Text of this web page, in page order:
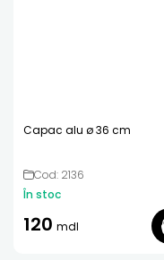
Capac alu ø 36 cm
Cod: 2136
În stoc
120 mdl